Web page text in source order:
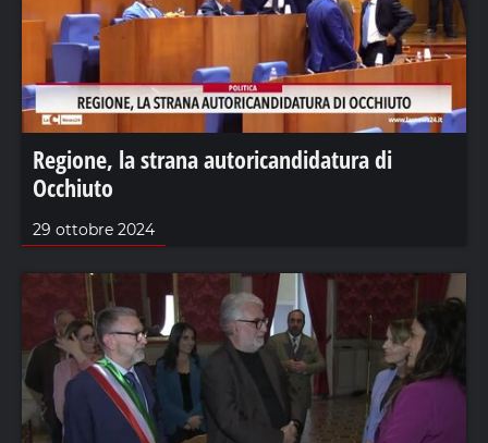
Regione, la strana autoricandidatura di
Occhiuto
29 ottobre 2024